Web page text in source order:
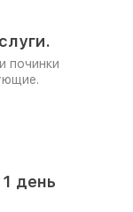
починки
день